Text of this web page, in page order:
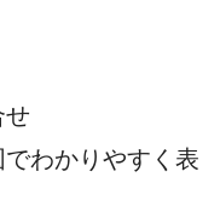
わかりやすく表